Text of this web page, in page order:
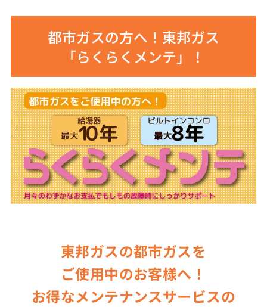
都市ガスの方へ！東邦ガス
「らくらくメンテ」！
東邦ガスの都市ガスを
ご使用中のお客様へ！
お得なメンテナンスサービスの